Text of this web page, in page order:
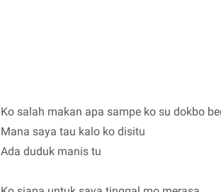
Ko salah makan apa sampe ko su dokbo
Mana saya tau kalo ko disitu
Ada duduk manis tu